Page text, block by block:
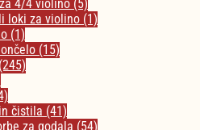
4/4 violino (5)
loki za violino (1)
(1)
(15)
(245)
čistila (41)
za godala (54)